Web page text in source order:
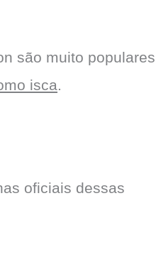
são muito populares
isca.
oficiais dessas